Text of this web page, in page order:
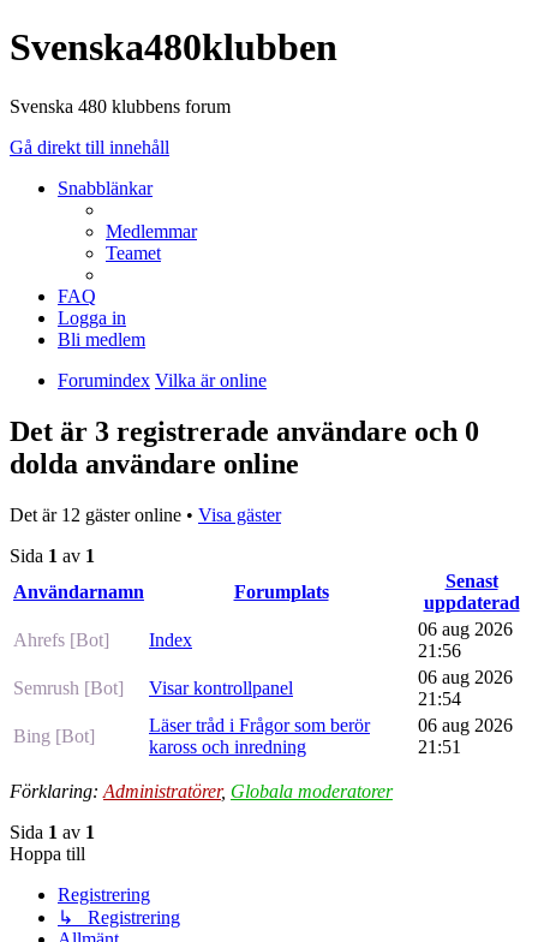
Svenska480klubben
Svenska 480 klubbens forum
Gå direkt till innehåll
Snabblänkar
Medlemmar
Teamet
FAQ
Logga in
Bli medlem
Forumindex Vilka är online
Det är 3 registrerade användare och 0
dolda användare online
Det är 12 gäster online • Visa gäster
Sida 1 av 1
Användarnamn
Forumplats
Senast
uppdaterad
Ahrefs [Bot]
Index
06 aug 2026
21:56
Semrush [Bot]
Visar kontrollpanel
06 aug 2026
21:54
Bing [Bot]
Läser tråd i Frågor som berör
kaross och inredning
06 aug 2026
21:51
Förklaring: Administratörer, Globala moderatorer
Sida 1 av 1
Hoppa till
Registrering
↳ Registrering